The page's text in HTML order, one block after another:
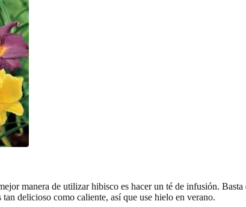
manera de utilizar hibisco es hacer un té de infusión.
delicioso como caliente, así que use hielo en verano.